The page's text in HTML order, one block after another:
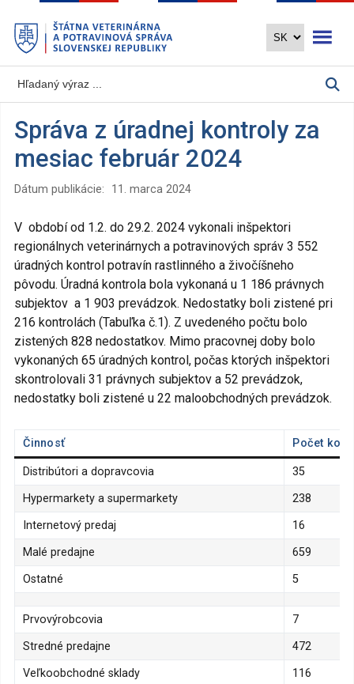
hlavný
obsah
Správa z úradnej kontroly za
mesiac február 2024
Dátum publikácie: 11. marca 2024
V období od 1.2. do 29.2. 2024 vykonali inšpektori
regionálnych veterinárnych a potravinových správ 3 552
úradných kontrol potravín rastlinného a živočíšneho
pôvodu. Úradná kontrola bola vykonaná u 1 186 právnych
subjektov a 1 903 prevádzok. Nedostatky boli zistené pri
216 kontrolách (Tabuľka č.1). Z uvedeného počtu bolo
zistených 828 nedostatkov. Mimo pracovnej doby bolo
vykonaných 65 úradných kontrol, počas ktorých inšpektori
skontrolovali 31 právnych subjektov a 52 prevádzok,
nedostatky boli zistené u 22 maloobchodných prevádzok.
Činnosť Počet
Distribútori a dopravcovia
35
Hypermarkety a supermarkety
238
Internetový predaj
16
Malé predajne
659
Ostatné
5
Prvovýrobcovia
7
Stredné predajne
472
Veľkoobchodné sklady
116